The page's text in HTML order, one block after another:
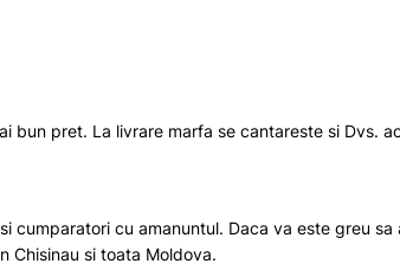
bun pret. La livrare marfa se cantareste si Dvs.
cumparatori cu amanuntul. Daca va este greu sa
Chisinau si toata Moldova.